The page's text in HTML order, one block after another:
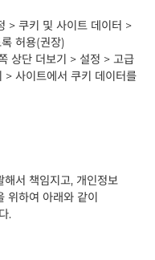
> 쿠키 및 사이트 데이터 >
허용(권장)
상단 더보기 > 설정 > 고급
사이트에서 쿠키 데이터를
서 책임지고, 개인정보
위하여 아래와 같이
.